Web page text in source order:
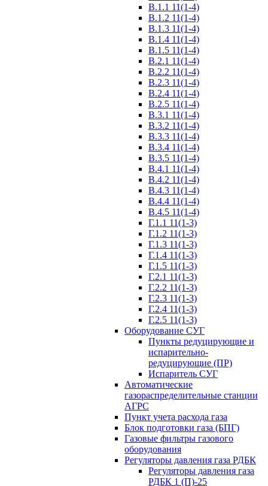
В.1.1 11(1-4)
В.1.2 11(1-4)
В.1.3 11(1-4)
В.1.4 11(1-4)
В.1.5 11(1-4)
В.2.1 11(1-4)
В.2.2 11(1-4)
В.2.3 11(1-4)
В.2.4 11(1-4)
В.2.5 11(1-4)
В.3.1 11(1-4)
В.3.2 11(1-4)
В.3.3 11(1-4)
В.3.4 11(1-4)
В.3.5 11(1-4)
В.4.1 11(1-4)
В.4.2 11(1-4)
В.4.3 11(1-4)
В.4.4 11(1-4)
В.4.5 11(1-4)
Г.1.1 11(1-3)
Г.1.2 11(1-3)
Г.1.3 11(1-3)
Г.1.4 11(1-3)
Г.1.5 11(1-3)
Г.2.1 11(1-3)
Г.2.2 11(1-3)
Г.2.3 11(1-3)
Г.2.4 11(1-3)
Г.2.5 11(1-3)
Оборудование СУГ
Пункты редуцирующие и
испарительно-
редуцирующие (ПР)
Испаритель СУГ
Автоматические
газораспределительные станции
АГРС
Пункт учета расхода газа
Блок подготовки газа (БПГ)
Газовые фильтры газового
оборудования
Регуляторы давления газа РДБК
Регуляторы давления газа
РДБК 1 (П)-25